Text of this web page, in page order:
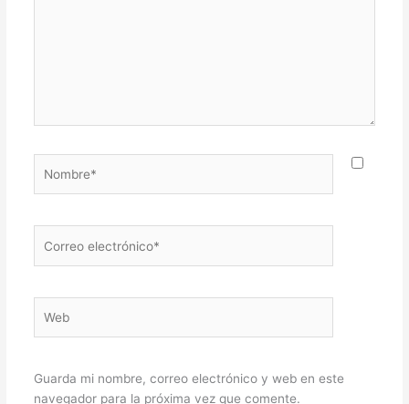
electrónico*
Guarda mi nombre, correo electrónico y web en este
navegador para la próxima vez que comente.